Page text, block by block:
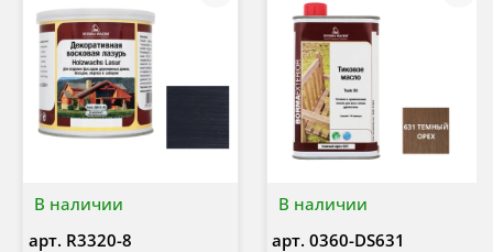
В наличии
арт. R3320-8
В наличии
арт. 0360-DS631